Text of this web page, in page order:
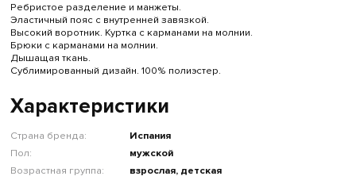
Ребристое разделение и манжеты.
Эластичный пояс с внутренней завязкой.
Высокий воротник. Куртка с карманами на молнии.
Брюки с карманами на молнии.
Дышащая ткань.
Сублимированный дизайн. 100% полиэстер.
Характеристики
Страна бренда:
Испания
Пол:
мужской
Возрастная группа:
взрослая, детская